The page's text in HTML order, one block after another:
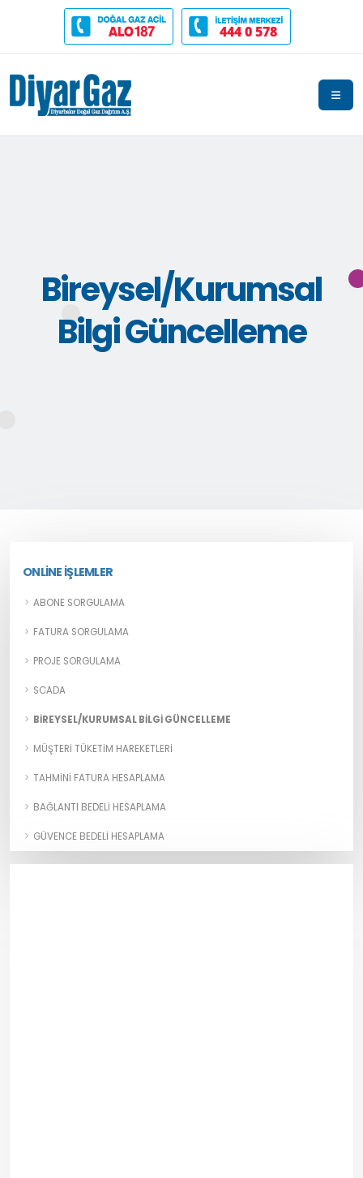
444 0 578
Bireysel/Kurumsal
Bilgi Güncelleme
ONLINE İŞLEMLER
ABONE SORGULAMA
FATURA SORGULAMA
PROJE SORGULAMA
SCADA
BIREYSEL/KURUMSAL BILGI GÜNCELLEME
MÜŞTERI TÜKETIM HAREKETLERI
TAHMINI FATURA HESAPLAMA
BAĞLANTI BEDELI HESAPLAMA
GÜVENCE BEDELI HESAPLAMA